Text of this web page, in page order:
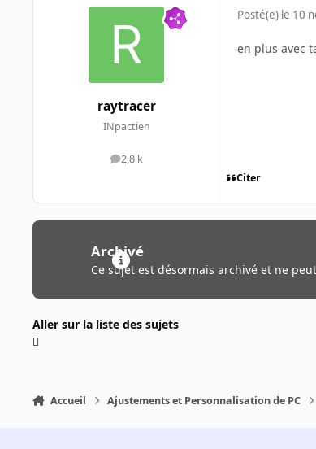
raytracer
INpactien
2,8 k
messages
Posté(e) le 10
en plus avec
Citer
Archivé
Ce sujet est désormais archivé et ne
Aller sur la liste des sujets
Accueil Ajustements et Personnalisation de PC